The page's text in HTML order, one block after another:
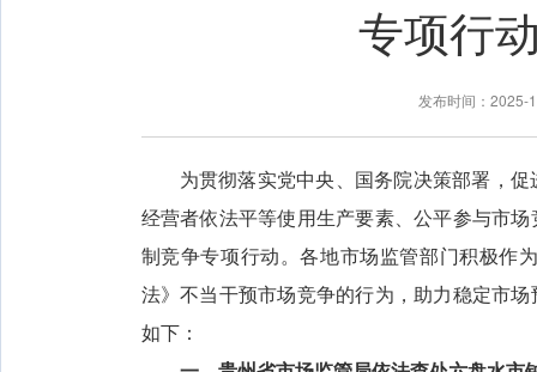
专项行
发布时间：
为贯彻落实党中央、国务院决策部署，
经营者依法平等使用生产要素、公平参与市
制竞争专项行动。各地市场监管部门积极作
法》不当干预市场竞争的行为，助力稳定市
如下：